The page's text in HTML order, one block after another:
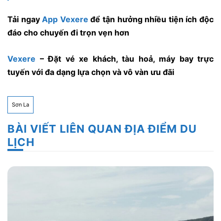
Tải ngayApp Vexere để tận hưởng nhiều tiện ích độc
đáo cho chuyến đi trọn vẹn hơn
Vexere – Đặt vé xe khách, tàu hoả, máy bay trực
tuyến với đa dạng lựa chọn và vô vàn ưu đãi
Sơn La
BÀI VIẾT LIÊN QUAN ĐỊA ĐIỂM DU
LỊCH